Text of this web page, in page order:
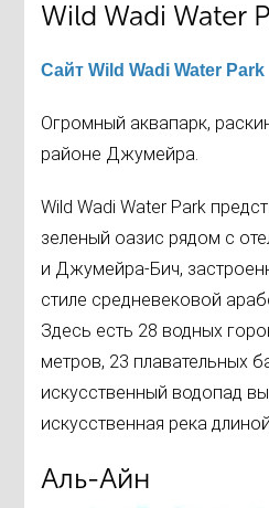
Wild Wadi Water
Сайт Wild Wadi Water Park
Огромный аквапарк,
районе Джумейра.
Wild Wadi Water Park
зеленый оазис рядом с
и Джумейра-Бич,
стиле средневековой
Здесь есть 28 водных
метров, 23 плавательных
искусственный водопад
искусственная река
Аль-Айн